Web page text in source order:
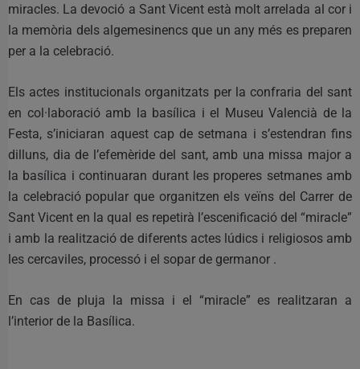
miracles. La devoció a Sant Vicent està molt arrelada al cor i
la memòria dels algemesinencs que un any més es preparen
per a la celebració.
Els actes institucionals organitzats per la confraria del sant
en col·laboració amb la basílica i el Museu Valencià de la
Festa, s’iniciaran aquest cap de setmana i s’estendran fins
dilluns, dia de l’efemèride del sant, amb una missa major a
la basílica i continuaran durant les properes setmanes amb
la celebració popular que organitzen els veïns del Carrer de
Sant Vicent en la qual es repetirà l’escenificació del “miracle”
i amb la realització de diferents actes lúdics i religiosos amb
les cercaviles, processó i el sopar de germanor .
En cas de pluja la missa i el “miracle” es realitzaran a
l’interior de la Basílica.